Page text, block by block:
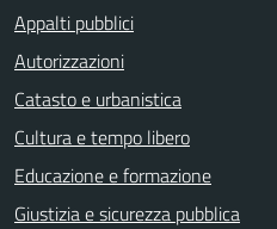
Appalti pubblici
Autorizzazioni
Catasto e urbanistica
Cultura e tempo libero
Educazione e formazione
Giustizia e sicurezza pubblica